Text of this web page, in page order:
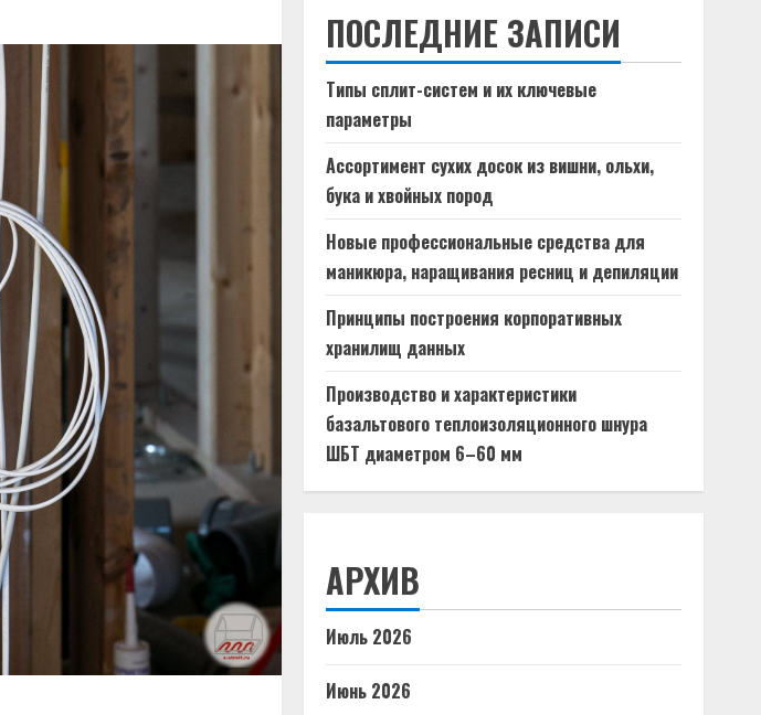
ПОСЛЕДНИЕ ЗАПИСИ
Типы сплит-систем и их ключевые
параметры
Ассортимент сухих досок из вишни, ольхи,
бука и хвойных пород
Новые профессиональные средства для
маникюра, наращивания ресниц и депиляции
Принципы построения корпоративных
хранилищ данных
Производство и характеристики
базальтового теплоизоляционного шнура
ШБТ диаметром 6–60 мм
АРХИВ
Июль 2026
Июнь 2026